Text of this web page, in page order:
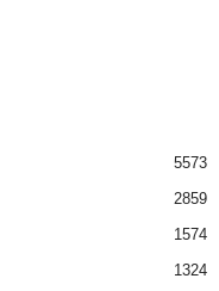
5573
2859
1574
1324